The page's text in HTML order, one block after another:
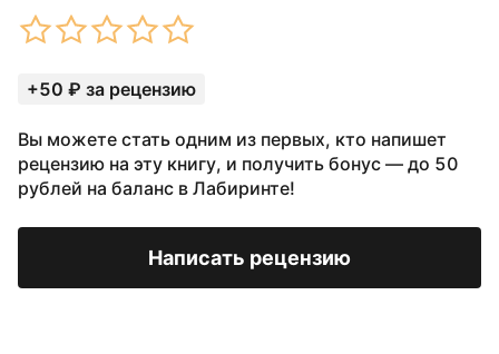
+50 ₽ за рецензию
Вы можете стать одним из первых, кто напишет
рецензию на эту книгу, и получить бонус — до 50
рублей на баланс в Лабиринте!
Написать рецензию